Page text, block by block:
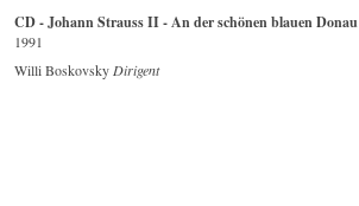
CD - Johann Strauss II - An der schönen blauen Donau
1991
Willi Boskovsky Dirigent